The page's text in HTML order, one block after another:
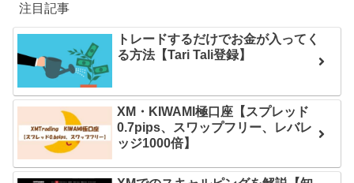
注目記事
トレードするだけでお金が入ってく
る方法【Tari Tali登録】
XM・KIWAMI極口座【スプレッド
0.7pips、スワップフリー、レバレ
ッジ1000倍】